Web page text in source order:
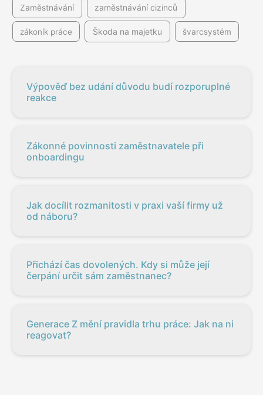
Zaměstnávání zaměstnávání cizinců
zákoník práce Škoda na majetku švarcsystém
Výpověď bez udání důvodu budí rozporuplné
reakce
Zákonné povinnosti zaměstnavatele při
onboardingu
Jak docílit rozmanitosti v praxi vaší firmy už
od náboru?
Přichází čas dovolených. Kdy si může její
čerpání určit sám zaměstnanec?
Generace Z mění pravidla trhu práce: Jak na ni
reagovat?